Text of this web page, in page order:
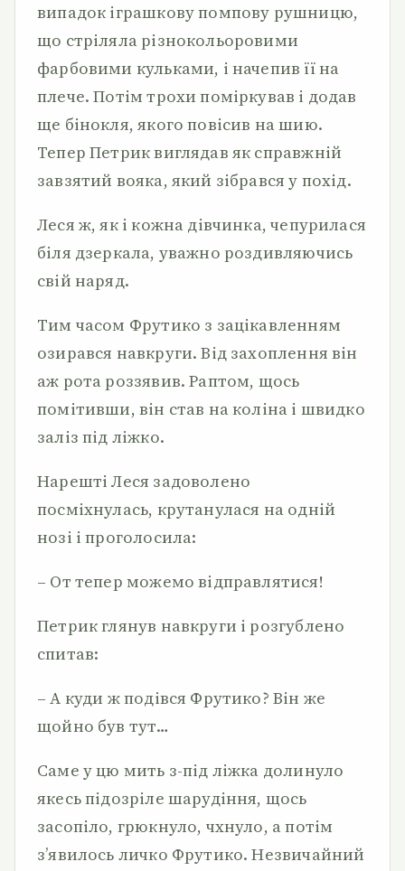
випадок іграшкову помпову рушницю,
що стріляла різнокольоровими
фарбовими кульками, і начепив її на
плече. Потім трохи поміркував і додав
ще бінокля, якого повісив на шию.
Тепер Петрик виглядав як справжній
завзятий вояка, який зібрався у похід.
Леся ж, як і кожна дівчинка, чепурилася
біля дзеркала, уважно роздивляючись
свій наряд.
Тим часом Фрутико з зацікавленням
озирався навкруги. Від захоплення він
аж рота роззявив. Раптом, щось
помітивши, він став на коліна і швидко
заліз під ліжко.
Нарешті Леся задоволено
посміхнулась, крутанулася на одній
нозі і проголосила:
– От тепер можемо відправлятися!
Петрик глянув навкруги і розгублено
спитав:
– А куди ж подівся Фрутико? Він же
щойно був тут…
Саме у цю мить з-під ліжка долинуло
якесь підозріле шарудіння, щось
засопіло, грюкнуло, чхнуло, а потім
з’явилось личко Фрутико. Незвичайний